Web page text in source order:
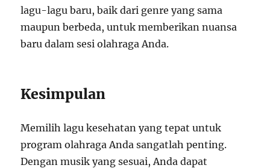
lagu-lagu baru, baik dari genre yang sama
maupun berbeda, untuk memberikan nuansa
baru dalam sesi olahraga Anda.
Kesimpulan
Memilih lagu kesehatan yang tepat untuk
program olahraga Anda sangatlah penting.
Dengan musik yang sesuai, Anda dapat